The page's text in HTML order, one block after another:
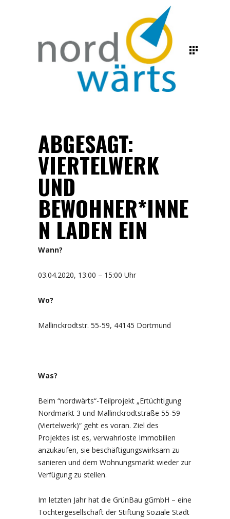
ABGESAGT:
VIERTELWERK
UND
BEWOHNER*INNE
N LADEN EIN
Wann?
03.04.2020, 13:00 – 15:00 Uhr
Wo?
Mallinckrodtstr. 55-59, 44145 Dortmund
Was?
Beim “nordwärts“-Teilprojekt „Ertüchtigung
Nordmarkt 3 und Mallinckrodtstraße 55-59
(Viertelwerk)“ geht es voran. Ziel des
Projektes ist es, verwahrloste Immobilien
anzukaufen, sie beschäftigungswirksam zu
sanieren und dem Wohnungsmarkt wieder zur
Verfügung zu stellen.
Im letzten Jahr hat die GrünBau gGmbH – eine
Tochtergesellschaft der Stiftung Soziale Stadt